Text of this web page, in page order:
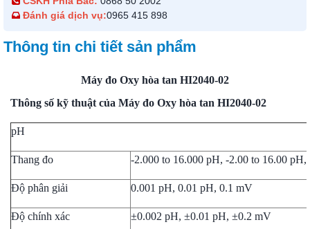
Đánh giá dịch vụ:0965 415 898
Thông tin chi tiết sản phẩm
Máy đo Oxy hòa tan HI2040-02
Thông số kỹ thuật của Máy đo Oxy hòa tan HI2040-02
pH
Thang đo -2.000 to 16.000 pH, -2.00 to 16.00
Độ phân giải 0.001 pH, 0.01 pH, 0.1 mV
Độ chính xác ±0.002 pH, ±0.01 pH, ±0.2 mV